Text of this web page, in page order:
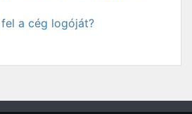
a cég logóját?